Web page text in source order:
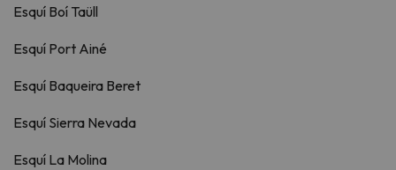
Esquí Boí Taüll
Esquí Port Ainé
Esquí Baqueira Beret
Esquí Sierra Nevada
Esquí La Molina